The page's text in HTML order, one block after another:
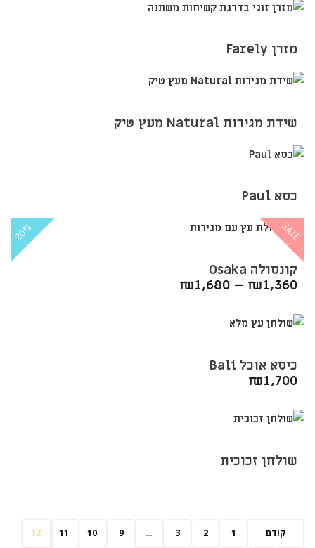
מזרן Farely
שידת מגירות Natural מעץ טיק
כסא Paul
20% SALE
קונסולה Osaka
₪1,360
–
₪1,680
כיסא אוכל Bali
₪1,700
שולחן זכוכית
קודם 1
2
3
…
9
10
11
12